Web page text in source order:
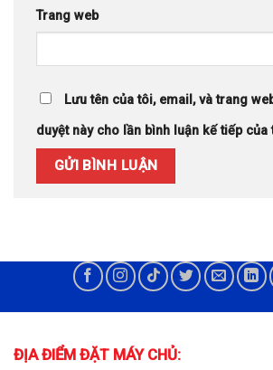
Trang web
Lưu tên của tôi, email, và trang
duyệt này cho lần bình luận kế tiếp của
ĐỊA ĐIỂM ĐẶT MÁY CHỦ: